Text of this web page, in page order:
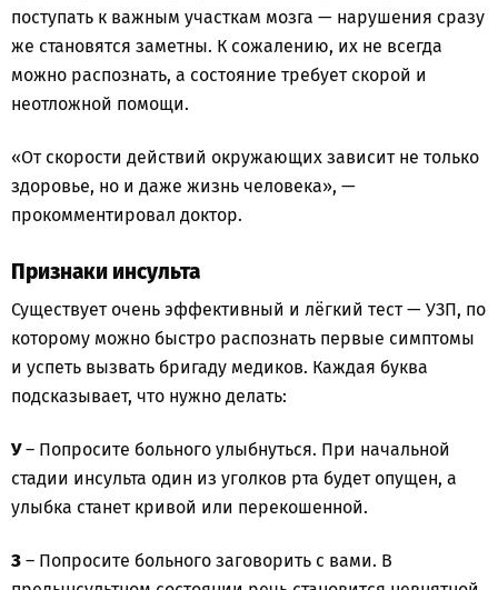
поступать к важным участкам мозга — нарушения сразу
же становятся заметны. К сожалению, их не всегда
можно распознать, а состояние требует скорой и
неотложной помощи.
«От скорости действий окружающих зависит не только
здоровье, но и даже жизнь человека», —
прокомментировал доктор.
Признаки инсульта
Существует очень эффективный и лёгкий тест — УЗП, по
которому можно быстро распознать первые симптомы
и успеть вызвать бригаду медиков. Каждая буква
подсказывает, что нужно делать:
У– Попросите больного улыбнуться. При начальной
стадии инсульта один из уголков рта будет опущен, а
улыбка станет кривой или перекошенной.
З – Попросите больного заговорить с вами. В